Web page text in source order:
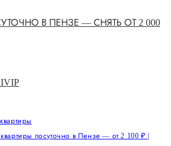
В ПЕНЗЕ — СНЯТЬ ОТ 2 000
посуточно в Пензе — от 2 100 ₽ |